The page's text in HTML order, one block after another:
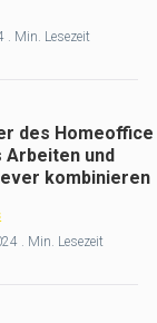
. Min. Lesezeit
des Homeoffice
Arbeiten und
kombinieren
. Min. Lesezeit